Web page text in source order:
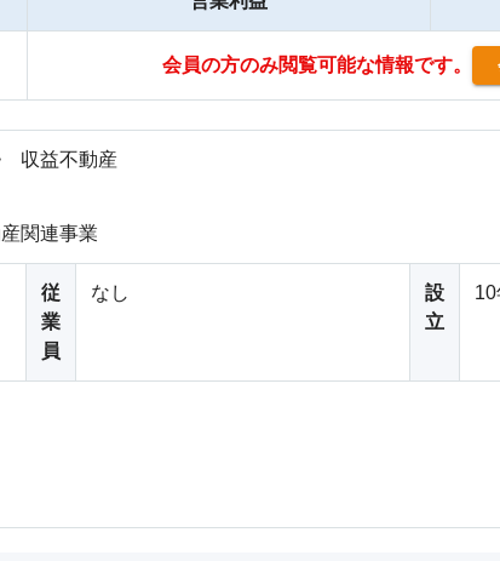
会員の方のみ閲覧可能な情報です。
収益不動産
関連事業
従
業
員
なし
設
立